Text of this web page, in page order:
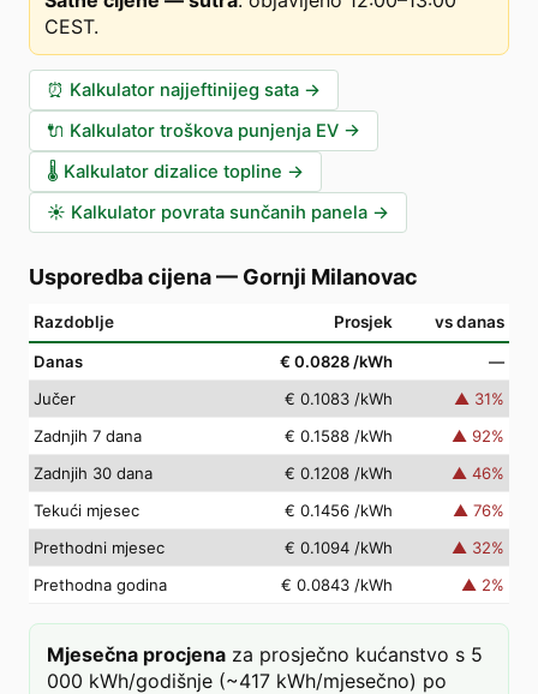
CEST.
⏰ Kalkulator najjeftinijeg sata →
🔌 Kalkulator troškova punjenja EV →
🌡️ Kalkulator dizalice topline →
☀️ Kalkulator povrata sunčanih panela →
Usporedba cijena— Gornji Milanovac
Razdoblje Prosjek vs danas
Danas € 0.0828 /kWh
—
Jučer
€ 0.1083 /kWh ▲ 31%
Zadnjih 7 dana
€ 0.1588 /kWh ▲ 92%
Zadnjih 30 dana
€ 0.1208 /kWh ▲ 46%
Tekući mjesec
€ 0.1456 /kWh ▲ 76%
Prethodni mjesec
€ 0.1094 /kWh ▲ 32%
Prethodna godina
€ 0.0843 /kWh ▲ 2%
Mjesečna procjena za prosječno kućanstvo s 5
000 kWh/godišnje (~417 kWh/mjesečno) po